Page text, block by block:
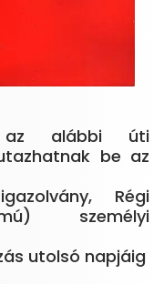
az alábbi úti
be az
Régi
személyi
utolsó napjáig